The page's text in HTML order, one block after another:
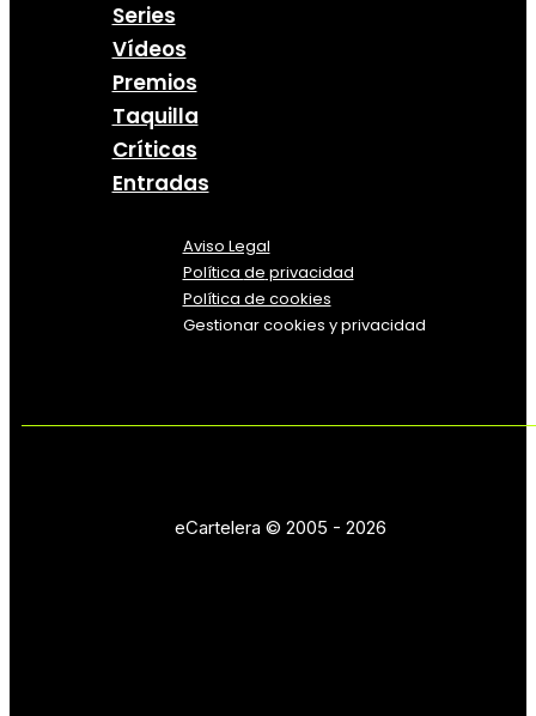
Series
Vídeos
Premios
Taquilla
Críticas
Entradas
Aviso Legal
Política de privacidad
Política de cookies
Gestionar cookies y privacidad
eCartelera © 2005 - 2026